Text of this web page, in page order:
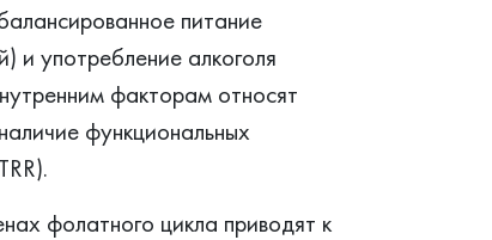
питание
и употребление алкоголя
факторам относят
функциональных
фолатного цикла приводят к